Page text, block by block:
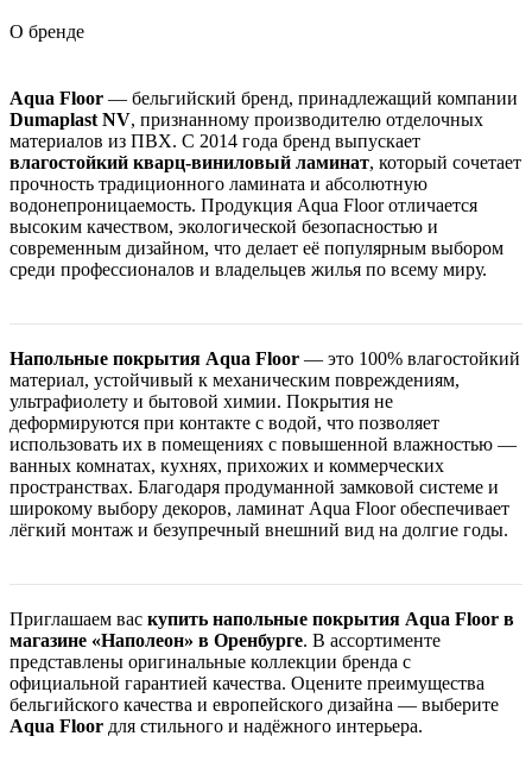
О бренде
Aqua Floor — бельгийский бренд, принадлежащий компании
Dumaplast NV, признанному производителю отделочных
материалов из ПВХ. С 2014 года бренд выпускает
влагостойкий кварц-виниловый ламинат, который сочетает
прочность традиционного ламината и абсолютную
водонепроницаемость. Продукция Aqua Floor отличается
высоким качеством, экологической безопасностью и
современным дизайном, что делает её популярным выбором
среди профессионалов и владельцев жилья по всему миру.
Напольные покрытия Aqua Floor — это 100% влагостойкий
материал, устойчивый к механическим повреждениям,
ультрафиолету и бытовой химии. Покрытия не
деформируются при контакте с водой, что позволяет
использовать их в помещениях с повышенной влажностью —
ванных комнатах, кухнях, прихожих и коммерческих
пространствах. Благодаря продуманной замковой системе и
широкому выбору декоров, ламинат Aqua Floor обеспечивает
лёгкий монтаж и безупречный внешний вид на долгие годы.
Приглашаем вас купить напольные покрытия Aqua Floor в
магазине «Наполеон» в Оренбурге. В ассортименте
представлены оригинальные коллекции бренда с
официальной гарантией качества. Оцените преимущества
бельгийского качества и европейского дизайна — выберите
Aqua Floor для стильного и надёжного интерьера.